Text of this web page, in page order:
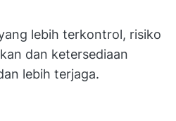
lebih terkontrol, risiko
dan ketersediaan
lebih terjaga.